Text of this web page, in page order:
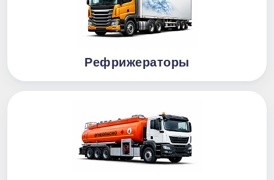
Рефрижераторы